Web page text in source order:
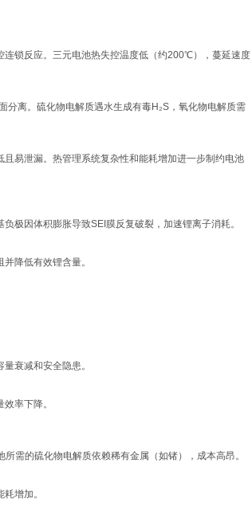
锁反应。三元电池热失控温度低（约200℃），蔓延速度
分离。硫化物电解质遇水生成有毒H₂S，氧化物电解质需
易泄漏。热管理系统复杂性和能耗增加进一步制约电池
极因体积膨胀导致SEI膜反复破裂，加速锂离子消耗。
降低有效锂含量。
衰减和安全隐患。
率下降。
需的硫化物电解质依赖稀有金属（如锗），成本高昂。
增加。